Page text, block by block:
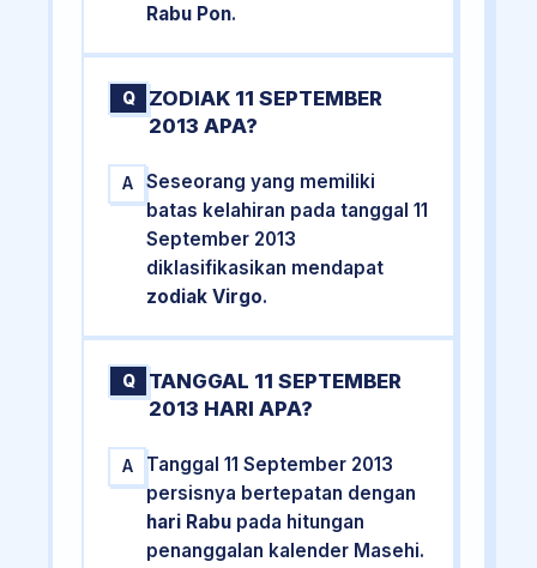
Rabu Pon.
Q
ZODIAK 11 SEPTEMBER
2013 APA?
A
Seseorang yang memiliki
batas kelahiran pada tanggal 11
September 2013
diklasifikasikan mendapat
zodiak Virgo.
Q
TANGGAL 11 SEPTEMBER
2013 HARI APA?
A
Tanggal 11 September 2013
persisnya bertepatan dengan
hari Rabu pada hitungan
penanggalan kalender Masehi.